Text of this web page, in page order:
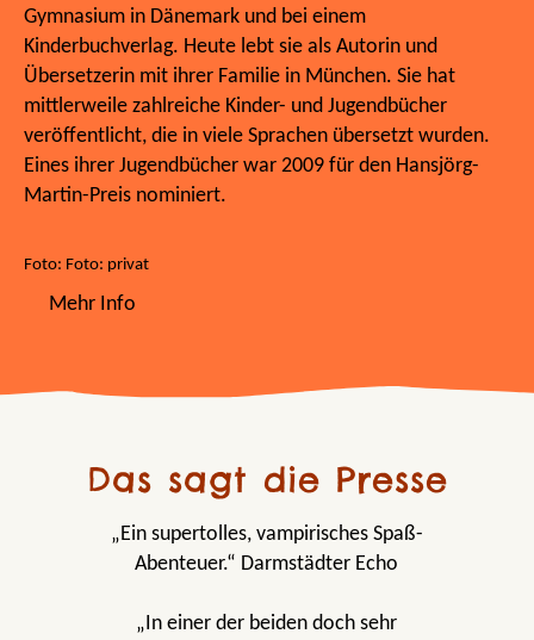
Gymnasium in Dänemark und bei einem
Kinderbuchverlag. Heute lebt sie als Autorin und
Übersetzerin mit ihrer Familie in München. Sie hat
mittlerweile zahlreiche Kinder- und Jugendbücher
veröffentlicht, die in viele Sprachen übersetzt wurden.
Eines ihrer Jugendbücher war 2009 für den Hansjörg-
Martin-Preis nominiert.
Foto: Foto: privat
Mehr Info
Das sagt die Presse
„Ein supertolles, vampirisches Spaß-
Abenteuer.“ Darmstädter Echo
„In einer der beiden doch sehr